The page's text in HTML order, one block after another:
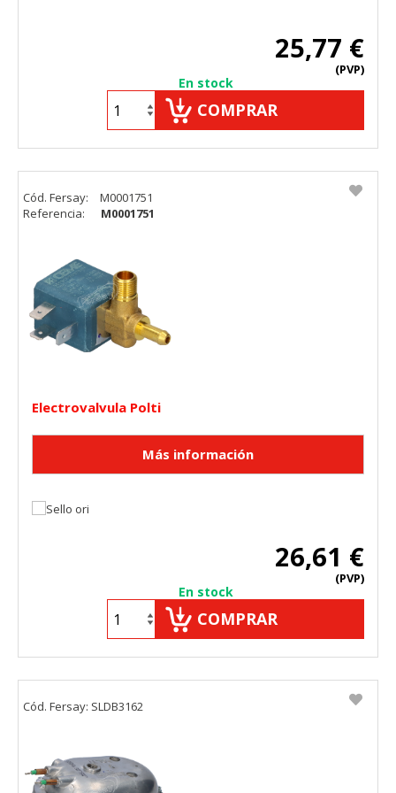
25,77 €
(PVP)
En stock
COMPRAR
Electrovalvula Polti
26,61 €
(PVP)
En stock
COMPRAR
Cód. Fersay:
M0001751
Referencia:
M0001751
Cód. Fersay: SLDB3162
HABILITAR TODO
Estas cookies son necesarias para que el sitio web
sobre estas cookies, pero alguna áreas del sitio no
funcionarán. Estas cookies no almacenan ninguna
información de identificación personal.
Cookies Utilizadas:
COOKIELEGALFERSAY, VSF904, PHPSESSID, wp-settings-1,
wp-settings-time-1, _evCo, _evCoLT
Estas cookies nos permiten contar las visitas y fuentes de
menos visitadas, y cómo los visitantes navegan por el sitio.
Toda la información que recogen estas cookies es
agregada y, por lo tanto, es anónima.